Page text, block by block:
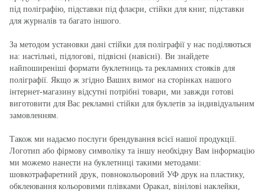
під поліграфію, підставки під флаєри, стійки для книг, підставки
для журналів та багато іншого.
За методом установки дані стійки для поліграфії у нас поділяються
на: настільні, підлогові, підвісні (навісні). Ви знайдете
найпоширеніші формати буклетниць та рекламних стояків для
поліграфії. Якщо ж згідно Ваших вимог на сторінках нашого
інтернет-магазину відсутні потрібні товари, ми завжди готові
виготовити для Вас рекламні стійки для буклетів за індивідуальним
замовленням.
Також ми надаємо послуги брендування всієї нашої продукції.
Логотип або фірмову символіку та іншу необхідну Вам інформацію
ми можемо нанести на буклетниці такими методами:
шовкотрафаретний друк, повнокольоровий УФ друк на пластику,
обклеювання кольоровими плівками Оракал, вінілові наклейки,